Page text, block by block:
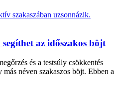
az időszakos böjt
és a testsúly csökkentés
néven szakaszos böjt. Ebben a